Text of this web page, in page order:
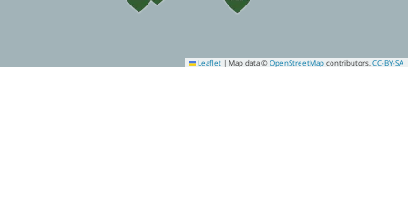
Leaflet | Map data © OpenStreetMap contributors, CC-BY-SA